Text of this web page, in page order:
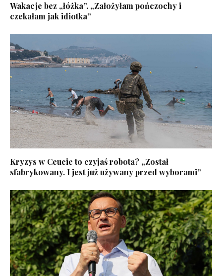
Wakacje bez „łóżka”. „Założyłam pończochy i
czekałam jak idiotka”
Kryzys w Ceucie to czyjaś robota? „Został
sfabrykowany. I jest już używany przed wyborami”